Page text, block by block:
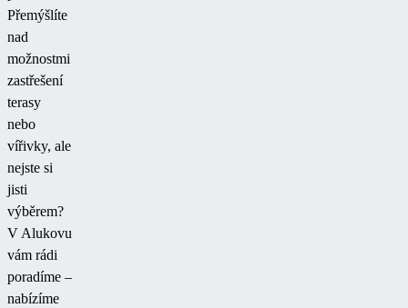
Přemýšlíte
nad
možnostmi
zastřešení
terasy
nebo
vířivky, ale
nejste si
jisti
výběrem?
V Alukovu
vám rádi
poradíme –
nabízíme